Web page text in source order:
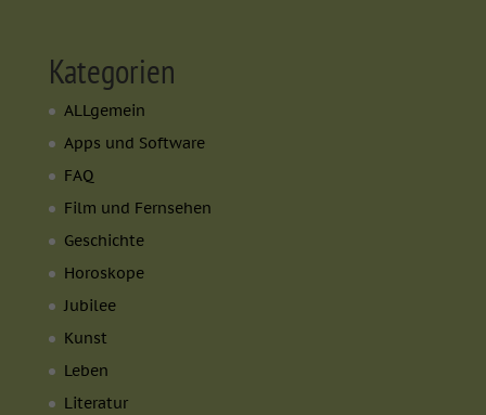
Kategorien
ALLgemein
Apps und Software
FAQ
Film und Fernsehen
Geschichte
Horoskope
Jubilee
Kunst
Leben
Literatur